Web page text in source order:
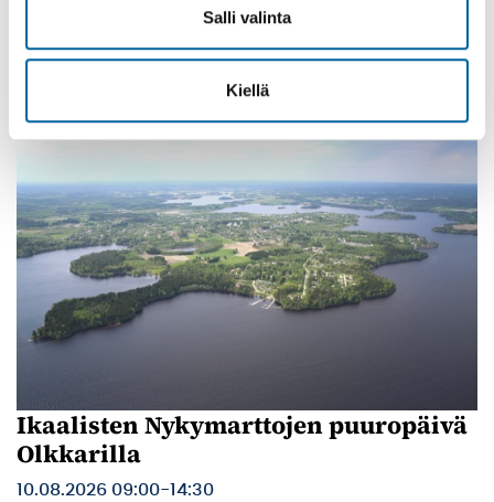
Salli valinta
Kiellä
23:30
Lue lisää
Ikaalisten Nykymarttojen puuropäivä
Olkkarilla
10.08.2026 09:00-14:30